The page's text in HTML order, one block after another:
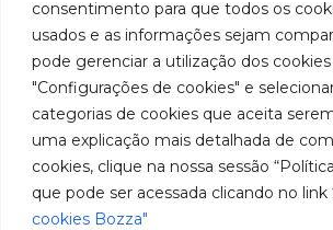
consentimento para que todos os
usados e as informações sejam
pode gerenciar a utilização dos
"Configurações de cookies" e
categorias de cookies que aceita
uma explicação mais detalhada de
cookies, clique na nossa sessão
que pode ser acessada clicando no link
cookies Bozza"
para
lubricación
abastecimiento
de
América
del
Sur.
Sea un
Representante
Trabaje con
Bairro:
Terezinha
São
SP
CEP:
001
Hable
con